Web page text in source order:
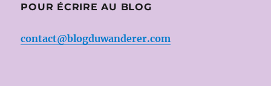
POUR ÉCRIRE AU BLOG
contact@blogduwanderer.com